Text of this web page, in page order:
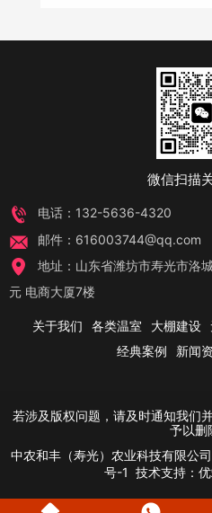
顶等多种场景‌2。 ‌中
微信扫描
电话：132-5636-4320
邮件：616003744@qq.com
地址：山东省潍坊市寿光市洛
元 电商大厦7楼
关于我们 各类温室 大棚建设
经典案例
新闻
若涉及版权问题，请及时通知我们
予以删
中农和丰（寿光）农业科技有限公司
号-1 技术支持：